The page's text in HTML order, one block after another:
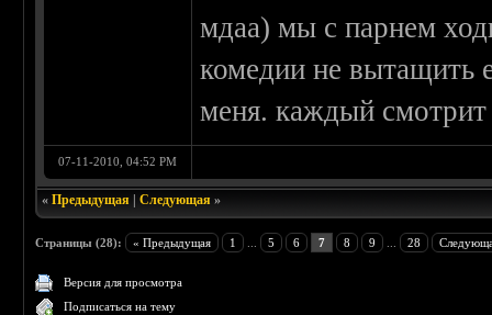
мдаа) мы с парнем
комедии не вытащить
меня. каждый смотрит
07-11-2010, 04:52 PM
«Предыдущая |Следующая »
Страницы (28): « Предыдущая 1 5 6 7 8 9 28
Версия для просмотра
Подписаться на тему